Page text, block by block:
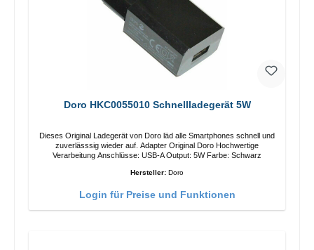
Doro HKC0055010 Schnellladegerät 5W
Dieses Original Ladegerät von Doro läd alle Smartphones schnell und
zuverlässsig wieder auf. Adapter Original Doro Hochwertige
Verarbeitung Anschlüsse: USB-A Output: 5W Farbe: Schwarz
Hersteller: Doro
Login für Preise und Funktionen